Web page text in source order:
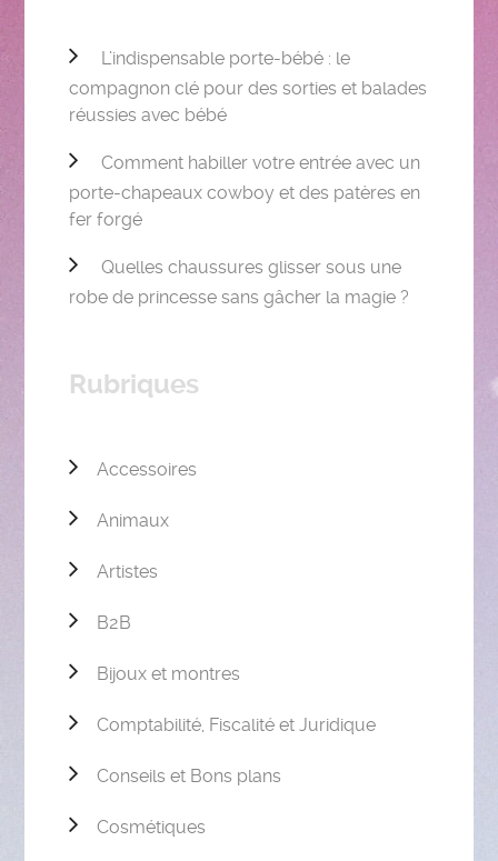
L’indispensable porte-bébé : le
compagnon clé pour des sorties et balades
réussies avec bébé
Comment habiller votre entrée avec un
porte-chapeaux cowboy et des patères en
fer forgé
Quelles chaussures glisser sous une
robe de princesse sans gâcher la magie ?
Rubriques
Accessoires
Animaux
Artistes
B2B
Bijoux et montres
Comptabilité, Fiscalité et Juridique
Conseils et Bons plans
Cosmétiques